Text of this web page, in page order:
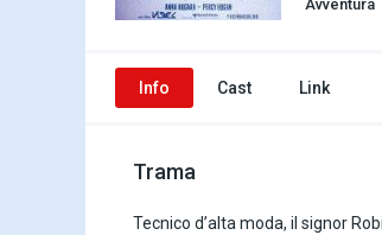
Avventura
Info Cast Link
Trama
Tecnico d’alta moda, il signor